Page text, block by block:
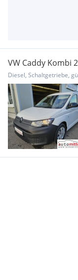
VW Caddy Kombi
Diesel, Schaltgetriebe,